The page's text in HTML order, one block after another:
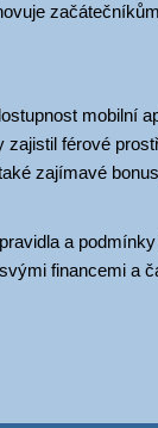
mobilní
férové
zajímavé
a
financemi a